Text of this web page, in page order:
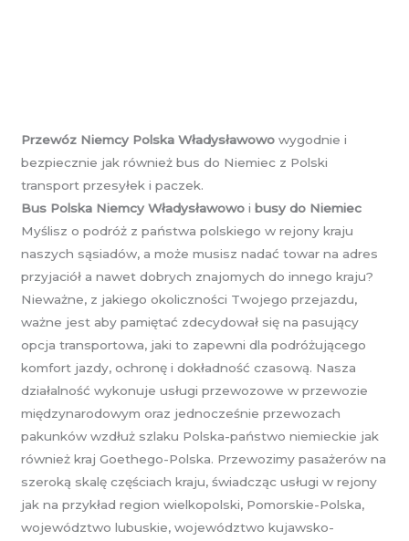
Przewóz Niemcy Polska Władysławowo wygodnie i
bezpiecznie jak również bus do Niemiec z Polski
transport przesyłek i paczek.
Bus Polska Niemcy Władysławowo i busy do Niemiec
Myślisz o podróż z państwa polskiego w rejony kraju
naszych sąsiadów, a może musisz nadać towar na adres
przyjaciół a nawet dobrych znajomych do innego kraju?
Nieważne, z jakiego okoliczności Twojego przejazdu,
ważne jest aby pamiętać zdecydował się na pasujący
opcja transportowa, jaki to zapewni dla podróżującego
komfort jazdy, ochronę i dokładność czasową. Nasza
działalność wykonuje usługi przewozowe w przewozie
międzynarodowym oraz jednocześnie przewozach
pakunków wzdłuż szlaku Polska-państwo niemieckie jak
również kraj Goethego-Polska. Przewozimy pasażerów na
szeroką skalę częściach kraju, świadcząc usługi w rejony
jak na przykład region wielkopolski, Pomorskie-Polska,
województwo lubuskie, województwo kujawsko-